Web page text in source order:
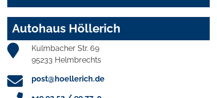
Autohaus Höllerich
Kulmbacher Str. 69
95233 Helmbrechts
post@hoellerich.de